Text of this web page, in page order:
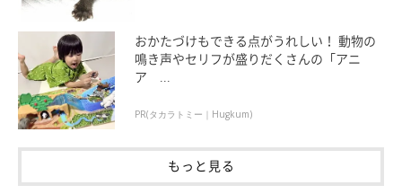
おかたづけもできる点がうれしい！ 動物の
鳴き声やセリフが盛りだくさんの「アニ
ア ...
PR(タカラトミー｜Hugkum)
もっと見る